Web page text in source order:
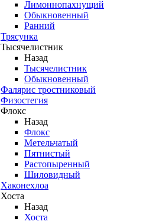
Лимоннопахнущий
Обыкновенный
Ранний
Трясунка
Тысячелистник
Назад
Тысячелистник
Обыкновенный
Фалярис тростниковый
Физостегия
Флокс
Назад
Флокс
Метельчатый
Пятнистый
Растопыренный
Шиловидный
Хаконехлоа
Хоста
Назад
Хоста